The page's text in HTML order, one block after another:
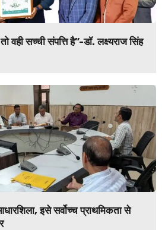
सच्ची संपत्ति है”-डॉ. लक्ष्यराज सिंह
इसे सर्वोच्च प्राथमिकता से